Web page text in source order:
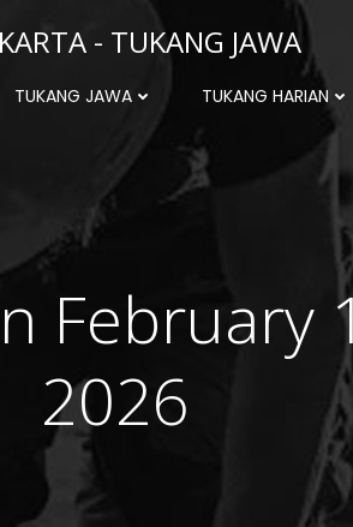
- TUKANG JAWA
TUKANG JAWA TUKANG HARIAN
February
2026